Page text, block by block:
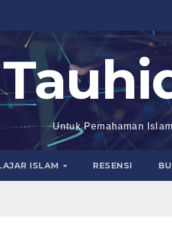
Untuk Pemahaman
ISLAM RESENSI